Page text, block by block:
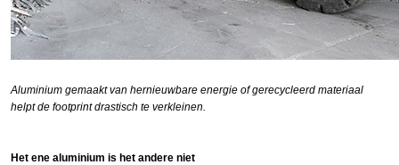
Aluminium gemaakt van hernieuwbare energie of gerecycleerd materiaal
helpt de footprint drastisch te verkleinen.
Het ene aluminium is het andere niet